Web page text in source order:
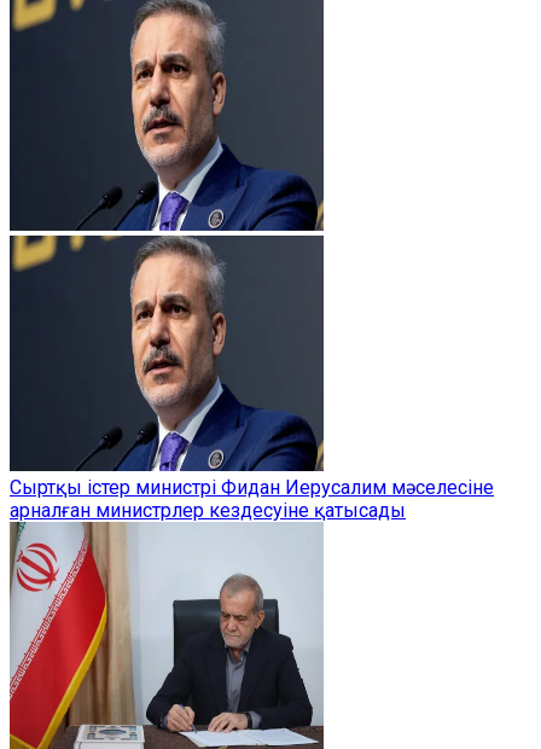
Сыртқы істер министрі Фидан Иерусалим мәселесіне
арналған министрлер кездесуіне қатысады